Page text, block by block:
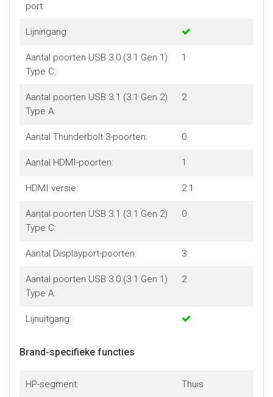
port:
Lijningang:
Aantal poorten USB 3.0 (3.1 Gen 1)
Type C:
1
Aantal poorten USB 3.1 (3.1 Gen 2)
Type A:
2
Aantal Thunderbolt 3-poorten: 0
Aantal HDMI-poorten: 1
HDMI versie: 2.1
Aantal poorten USB 3.1 (3.1 Gen 2)
Type C:
0
Aantal Displayport-poorten: 3
Aantal poorten USB 3.0 (3.1 Gen 1)
Type A:
2
Lijnuitgang:
Brand-specifieke functies
HP-segment: Thuis